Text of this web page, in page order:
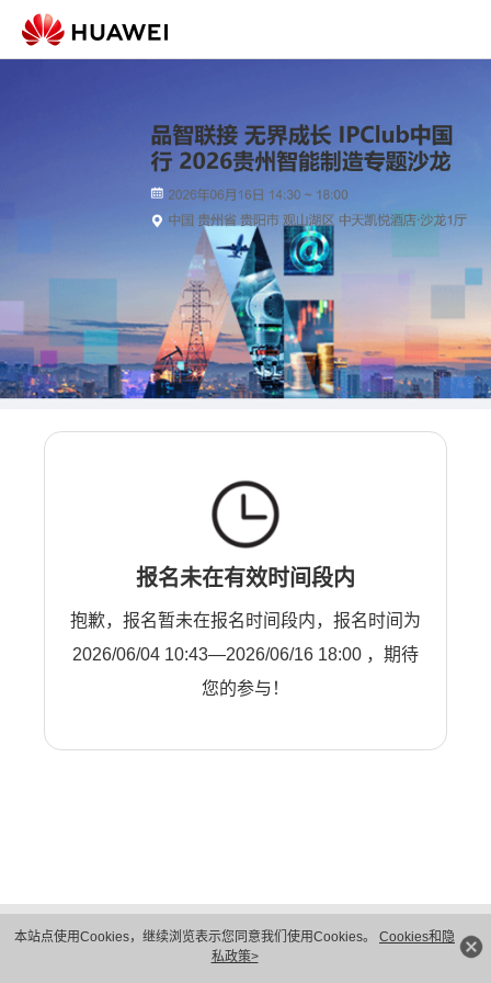
本站点使用Cookies，继续浏览表示您同意我们使用Cookies。 Cookies和隐
私政策>
报名未在有效时间段内
抱歉，报名暂未在报名时间段内，报名时间为
2026/06/04 10:43—2026/06/16 18:00 ，期待
您的参与！
隐私保护
法律声明